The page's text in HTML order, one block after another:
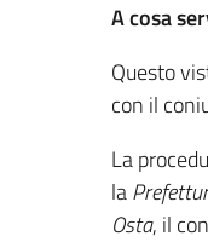
A cosa
Questo
con il
La
la
Osta, il